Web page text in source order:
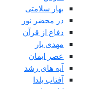
بهار سلامتی
در محضر نور
دفاع از قرآن
مهدی یار
عصر ایمان
آیه های رشد
آفتاب یلدا